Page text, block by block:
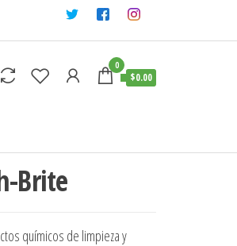
0
$0.00
Brite
químicos de limpieza y